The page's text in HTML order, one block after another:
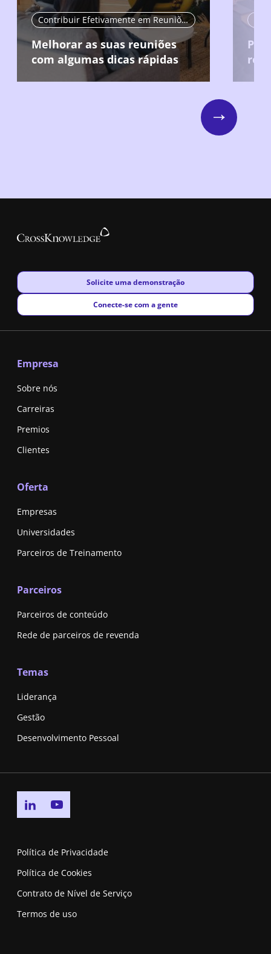
Contribuir Efetivamente em Reuniões
Melhorar as suas reuniões
com algumas dicas rápidas
Next
New window
Solicite uma demonstração
New window
Conecte-se com a gente
Empresa
Sobre nós
Carreiras
Premios
Clientes
Oferta
Empresas
Universidades
Parceiros de Treinamento
Parceiros
Parceiros de conteúdo
Rede de parceiros de revenda
Temas
Liderança
Gestão
Desenvolvimento Pessoal
Go to linkedin page
Política de Privacidade
Política de Cookies
Contrato de Nível de Serviço
Termos de uso